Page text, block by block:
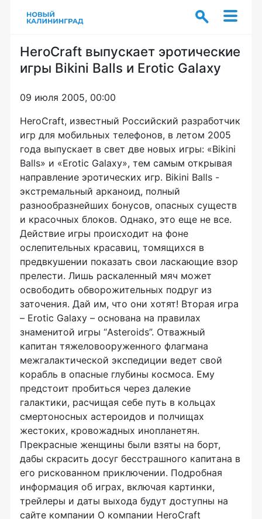
HeroCraft выпускает эротические
игры Bikini Balls и Erotic Galaxy
09 июля 2005, 00:00
HeroCraft, известный Российский разработчик
игр для мобильных телефонов, в летом 2005
года выпускает в свет две новых игры: «Bikini
Balls» и «Erotic Galaxy», тем самым открывая
направление эротических игр. Bikini Balls -
экстремальный арканоид, полный
разнообразнейших бонусов, опасных существ
и красочных блоков. Однако, это еще не все.
Действие игры происходит на фоне
ослепительных красавиц, томящихся в
предвкушении показать свои ласкающие взор
прелести. Лишь раскаленный мяч может
освободить обворожительных подруг из
заточения. Дай им, что они хотят! Вторая игра
– Erotic Galaxy – основана на правилах
знаменитой игры “Asteroids”. Отважный
капитан тяжеловооруженного флагмана
межгалактической экспедиции ведет свой
корабль в опасные глубины космоса. Ему
предстоит пробиться через далекие
галактики, расчищая себе путь в кольцах
смертоносных астероидов и полчищах
жестоких, кровожадных инопланетян.
Прекрасные женщины были взяты на борт,
дабы скрасить досуг бесстрашного капитана в
его рискованном приключении. Подробная
информация об играх, включая картинки,
трейлеры и даты выхода будут доступны на
сайте компании О компании HeroCraft